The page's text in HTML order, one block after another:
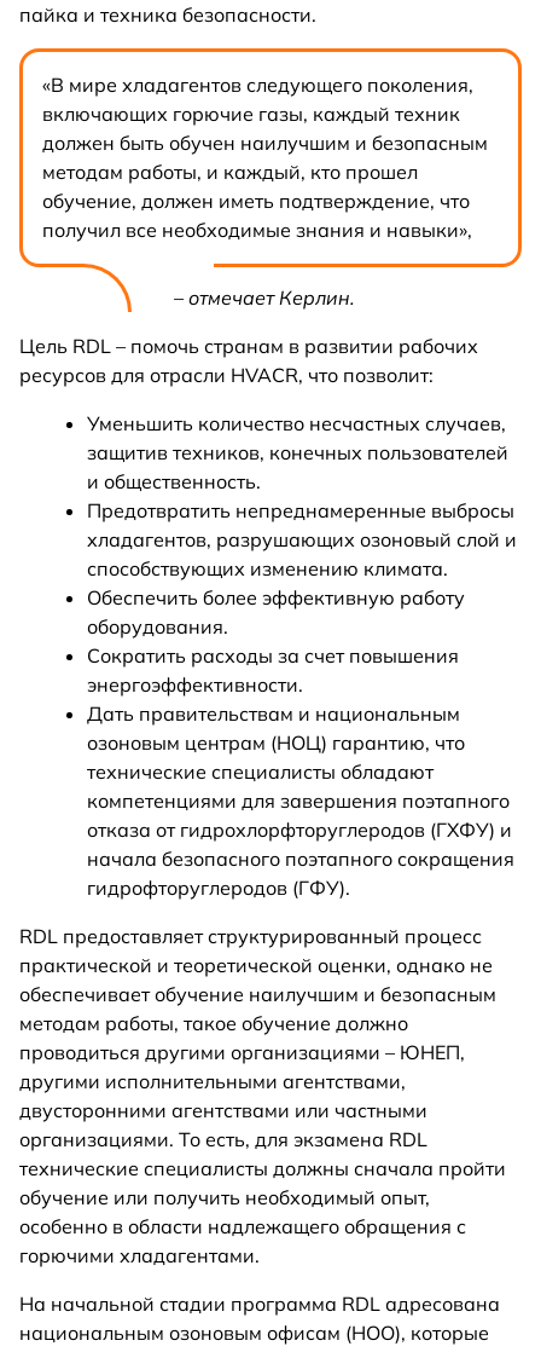
пайка и техника безопасности.
«В мире хладагентов следующего поколения,
включающих горючие газы, каждый техник
должен быть обучен наилучшим и безопасным
методам работы, и каждый, кто прошел
обучение, должен иметь подтверждение, что
получил все необходимые знания и навыки»,
– отмечает Керлин.
Цель RDL – помочь странам в развитии рабочих
ресурсов для отрасли HVACR, что позволит:
Уменьшить количество несчастных случаев,
защитив техников, конечных пользователей
и общественность.
Предотвратить непреднамеренные выбросы
хладагентов, разрушающих озоновый слой и
способствующих изменению климата.
Обеспечить более эффективную работу
оборудования.
Сократить расходы за счет повышения
энергоэффективности.
Дать правительствам и национальным
озоновым центрам (НОЦ) гарантию, что
технические специалисты обладают
компетенциями для завершения поэтапного
отказа от гидрохлорфторуглеродов (ГХФУ) и
начала безопасного поэтапного сокращения
гидрофторуглеродов (ГФУ).
RDL предоставляет структурированный процесс
практической и теоретической оценки, однако не
обеспечивает обучение наилучшим и безопасным
методам работы, такое обучение должно
проводиться другими организациями – ЮНЕП,
другими исполнительными агентствами,
двусторонними агентствами или частными
организациями. То есть, для экзамена RDL
технические специалисты должны сначала пройти
обучение или получить необходимый опыт,
особенно в области надлежащего обращения с
горючими хладагентами.
На начальной стадии программа RDL адресована
национальным озоновым офисам (НОО), которые